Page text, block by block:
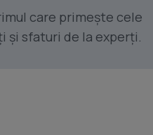
care primește cele
și sfaturi de la experți.